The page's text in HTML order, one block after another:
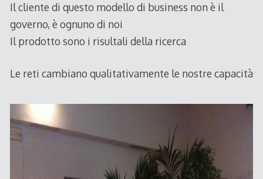
Il cliente di questo modello di business non è il
governo, è ognuno di noi
Il prodotto sono i risultali della ricerca
Le reti cambiano qualitativamente le nostre capacità